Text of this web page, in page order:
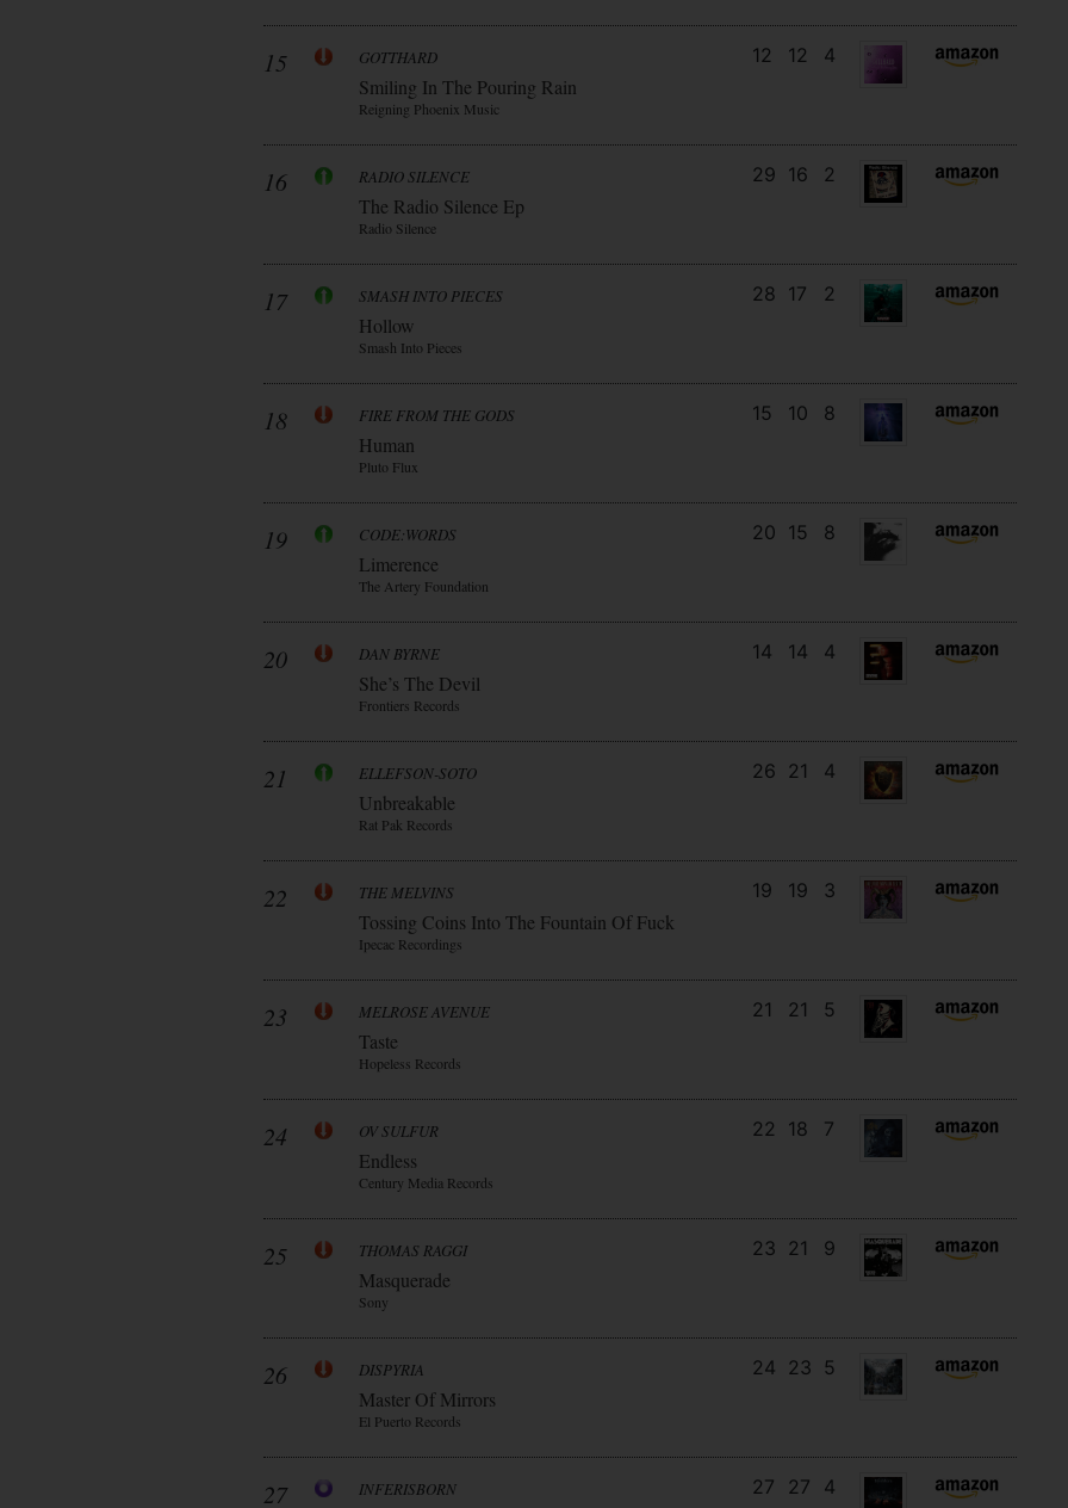
15 GOTTHARD
Smiling In The Pouring Rain
Reigning Phoenix Music
12 12 4
16 RADIO SILENCE
The Radio Silence Ep
Radio Silence
29 16 2
17 SMASH INTO PIECES
Hollow
Smash Into Pieces
28 17 2
18 FIRE FROM THE GODS
Human
Pluto Flux
15 10 8
19 CODE:WORDS
Limerence
The Artery Foundation
20 15 8
20 DAN BYRNE
She’s The Devil
Frontiers Records
14 14 4
21 ELLEFSON-SOTO
Unbreakable
Rat Pak Records
26 21 4
22 THE MELVINS
Tossing Coins Into The Fountain Of Fuck
Ipecac Recordings
19 19 3
23 MELROSE AVENUE
Taste
Hopeless Records
21 21 5
24 OV SULFUR
Endless
Century Media Records
22 18 7
25 THOMAS RAGGI
Masquerade
Sony
23 21 9
26 DISPYRIA
Master Of Mirrors
El Puerto Records
24 23 5
27 INFERISBORN 27 27 4